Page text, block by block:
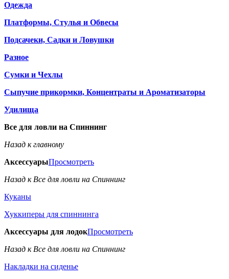
Одежда
Платформы, Стулья и Обвесы
Подсачеки, Садки и Ловушки
Разное
Сумки и Чехлы
Сыпучие прикормки, Концентраты и Ароматизаторы
Удилища
Все для ловли на Спиннинг
Назад к главному
АксессуарыПросмотреть
Назад к Все для ловли на Спиннинг
Куканы
Хуккиперы для спиннинга
Аксессуары для лодокПросмотреть
Назад к Все для ловли на Спиннинг
Накладки на сиденье